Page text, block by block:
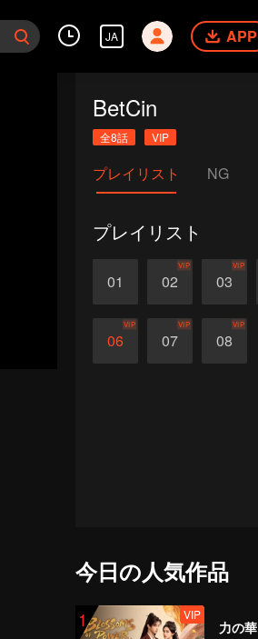
JA APP
BetCin
全8話 VIP
プレイリスト NG
プレイリスト
01 02
VIP
03
VIP
06
VIP
07
VIP
08
VIP
今日の人気作品
1 VIP
力の華